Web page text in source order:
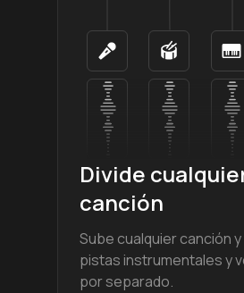
Divide
canción
Sube cualquier canción
pistas instrumentales y
por separado.